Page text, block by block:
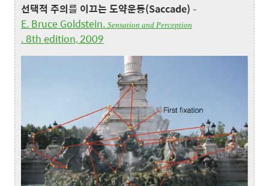
선택적 주의를 이끄는 도약운동(Saccade) –
E. Bruce Goldstein. Sensation and Perception
. 8th edition, 2009